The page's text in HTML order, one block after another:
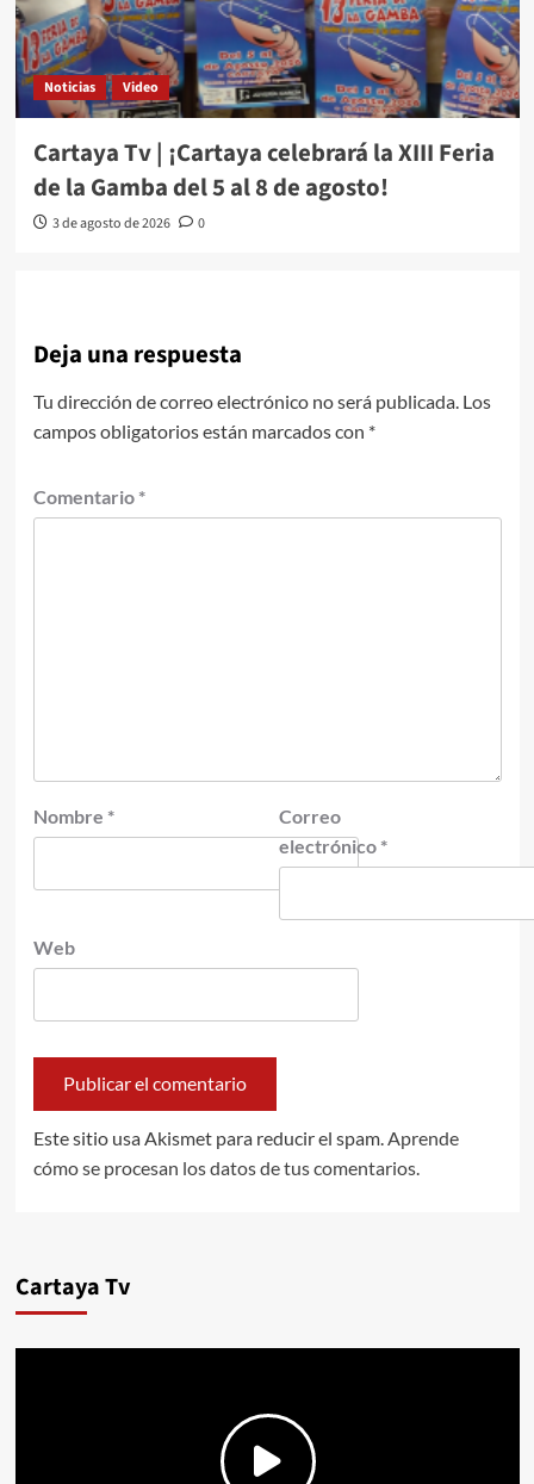
Noticias Video
Cartaya Tv | ¡Cartaya celebrará la XIII Feria
de la Gamba del 5 al 8 de agosto!
3 de agosto de 2026 0
Deja una respuesta
Tu dirección de correo electrónico no será publicada. Los
campos obligatorios están marcados con *
Comentario *
Nombre *
Correo
electrónico *
Web
Este sitio usa Akismet para reducir el spam. Aprende
cómo se procesan los datos de tus comentarios.
Cartaya Tv